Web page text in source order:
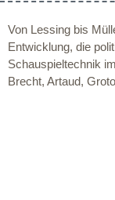
Von Lessing bis
Entwicklung, die
Schauspieltechnik
Brecht, Artaud,